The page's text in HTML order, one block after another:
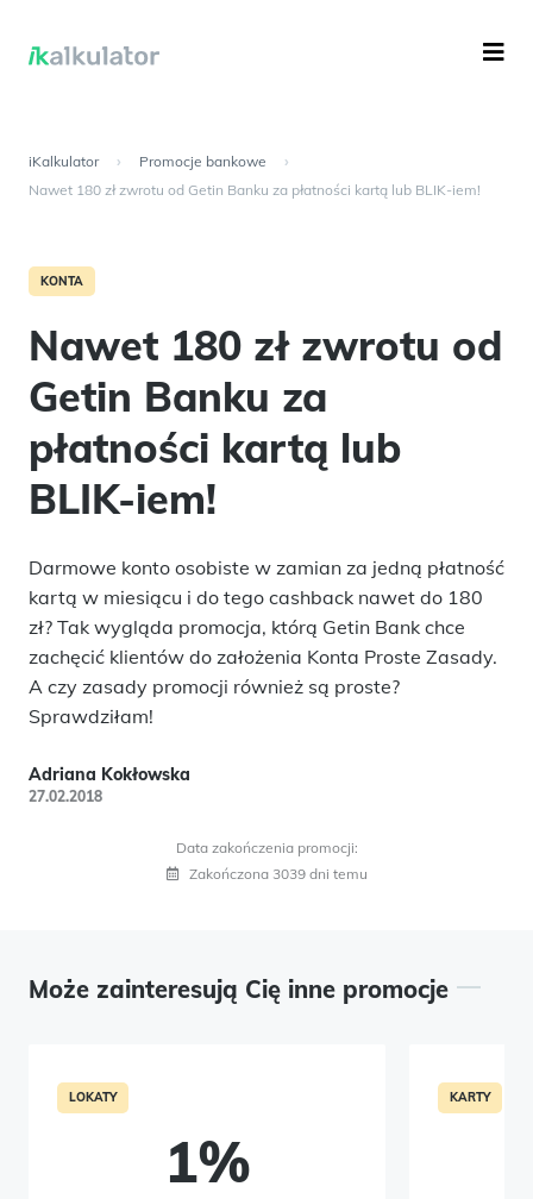
iKalkulator › Promocje bankowe
›
Nawet 180 zł zwrotu od Getin Banku za płatności kartą lub BLIK-iem!
KONTA
Nawet 180 zł zwrotu od
Getin Banku za
płatności kartą lub
BLIK-iem!
Darmowe konto osobiste w zamian za jedną płatność
kartą w miesiącu i do tego cashback nawet do 180
zł? Tak wygląda promocja, którą Getin Bank chce
zachęcić klientów do założenia Konta Proste Zasady.
A czy zasady promocji również są proste?
Sprawdziłam!
Adriana Kokłowska
27.02.2018
Data zakończenia promocji:
Zakończona 3039 dni temu
Może zainteresują Cię inne promocje
LOKATY
1%
KARTY